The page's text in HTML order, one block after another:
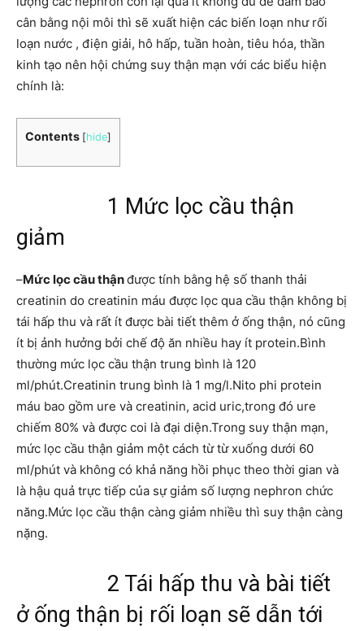
cân bằng nội môi thì sẽ xuất hiện các biến loạn như rối
loạn nước , điện giải, hô hấp, tuần hoàn, tiêu hóa, thần
kinh tạo nên hội chứng suy thận mạn với các biểu hiện
chính là:
Contents [hide]
1 Mức lọc cầu thận
giảm
–Mức lọc cầu thậnđược tính bằng hệ số thanh thải
creatinin do creatinin máu được lọc qua cầu thận không bị
tái hấp thu và rất ít được bài tiết thêm ở ống thận, nó cũng
ít bị ảnh hưởng bởi chế độ ăn nhiều hay ít protein.Bình
thường mức lọc cầu thận trung bình là 120
ml/phút.Creatinin trung bình là 1 mg/l.Nito phi protein
máu bao gồm ure và creatinin, acid uric,trong đó ure
chiếm 80% và được coi là đại diện.Trong suy thận mạn,
mức lọc cầu thận giảm một cách từ từ xuống dưới 60
ml/phút và không có khả năng hồi phục theo thời gian và
là hậu quả trực tiếp của sự giảm số lượng nephron chức
năng.Mức lọc cầu thận càng giảm nhiều thì suy thận càng
nặng.
2 Tái hấp thu và bài tiết
ở ống thận bị rối loạn sẽ dẫn tới